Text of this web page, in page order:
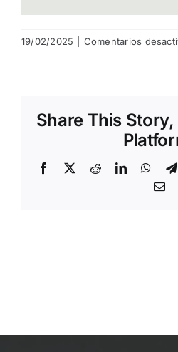
19/02/2025 Comentarios
Share This
Facebook
X RedditLinkedIn